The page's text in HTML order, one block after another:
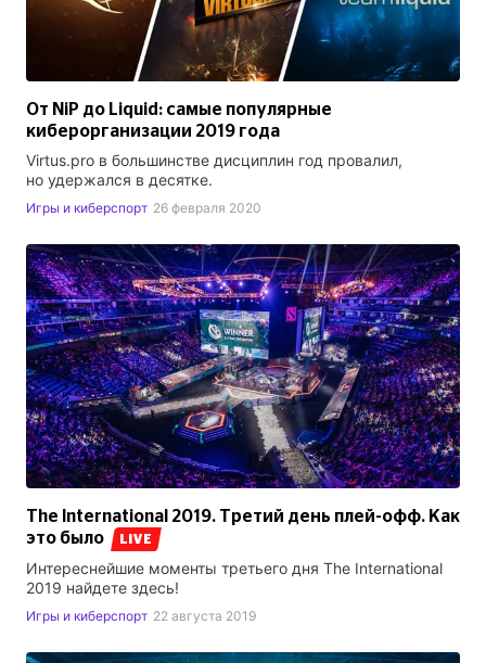
От NiP до Liquid: самые популярные
киберорганизации 2019 года
Virtus.pro в большинстве дисциплин год провалил,
но удержался в десятке.
Игры и киберспорт 26 февраля 2020
The International 2019. Третий день плей-офф. Как
это было
LIVE
Интереснейшие моменты третьего дня The International
2019 найдете здесь!
Игры и киберспорт 22 августа 2019